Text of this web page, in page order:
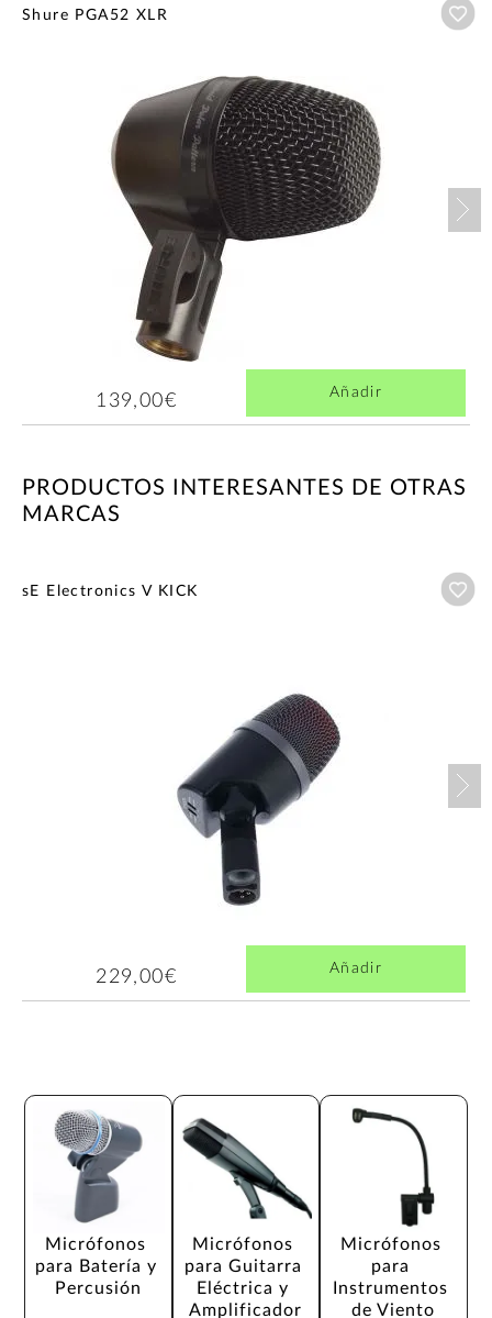
Shure PGA52 XLR
139,00€ Añadir
PRODUCTOS INTERESANTES DE OTRAS
MARCAS
sE Electronics V KICK
229,00€ Añadir
Micrófonos
para Batería y
Percusión
Micrófonos
para Guitarra
Eléctrica y
Amplificador
Micrófonos
para
Instrumentos
de Viento